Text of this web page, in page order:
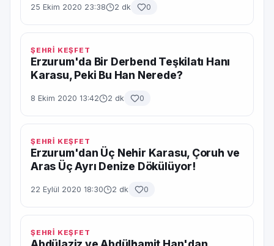
25 Ekim 2020 23:38 2 dk 0
ŞEHRİ KEŞFET
Erzurum'da Bir Derbend Teşkilatı Hanı
Karasu, Peki Bu Han Nerede?
8 Ekim 2020 13:42 2 dk 0
ŞEHRİ KEŞFET
Erzurum'dan Üç Nehir Karasu, Çoruh ve
Aras Üç Ayrı Denize Dökülüyor!
22 Eylül 2020 18:30 2 dk 0
ŞEHRİ KEŞFET